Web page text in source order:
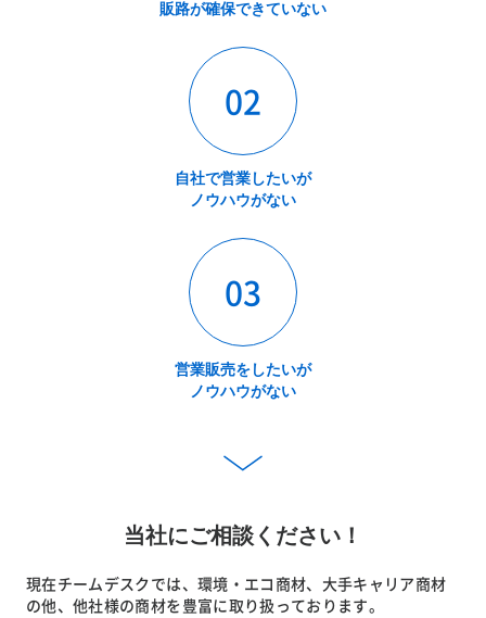
販路が確保できていない
02
自社で営業したいが
ノウハウがない
03
営業販売をしたいが
ノウハウがない
当社にご相談ください！
現在チームデスクでは、環境・エコ商材、大手キャリア商材
の他、他社様の商材を豊富に取り扱っております。